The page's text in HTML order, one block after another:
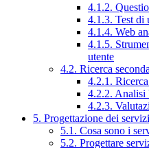
4.1.2.
4.1.3. Test di
4.1.4. Web
4.1.5.
utente
4.2. Ricerca
4.2.1.
4.2.2. Analisi
4.2.3.
5. Progettazione dei servizi
5.1. Cosa sono i
5.2. Progettare